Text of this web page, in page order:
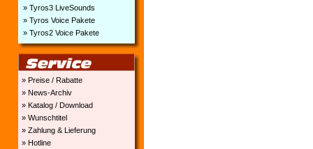
» Tyros3 LiveSounds
» Tyros Voice Pakete
» Tyros2 Voice Pakete
» Preise / Rabatte
» News-Archiv
» Katalog / Download
» Wunschtitel
» Zahlung & Lieferung
» Hotline